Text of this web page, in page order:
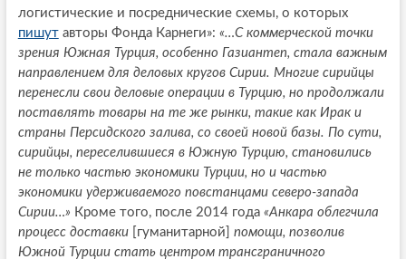
логистические и посреднические схемы, о которых
пишутавторы Фонда Карнеги»: «…С коммерческой точки
зрения Южная Турция, особенно Газиантеп, стала важным
направлением для деловых кругов Сирии. Многие сирийцы
перенесли свои деловые операции в Турцию, но продолжали
поставлять товары на те же рынки, такие как Ирак и
страны Персидского залива, со своей новой базы. По сути,
сирийцы, переселившиеся в Южную Турцию, становились
не только частью экономики Турции, но и частью
экономики удерживаемого повстанцами северо-запада
Сирии…» Кроме того, после 2014 года «Анкара облегчила
процесс доставки
[гуманитарной]
помощи, позволив
Южной Турции стать центром трансграничного